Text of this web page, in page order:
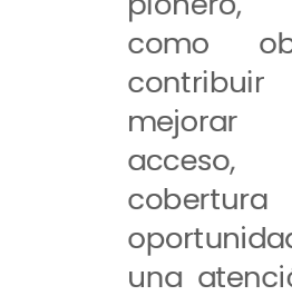
como
acceso,
una